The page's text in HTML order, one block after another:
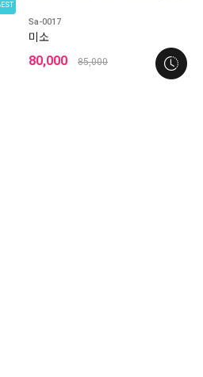
Sa-0017
미소
80,000 85,000